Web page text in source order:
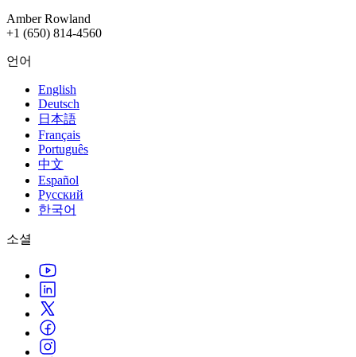
Amber Rowland
+1 (650) 814-4560
언어
English
Deutsch
日本語
Français
Português
中文
Español
Русский
한국어
소셜